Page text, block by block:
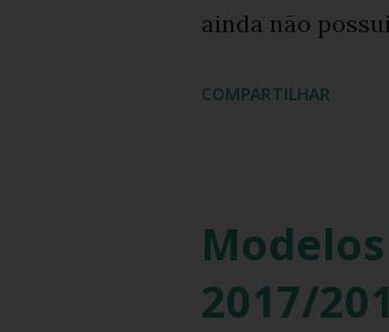
ainda não
COMPARTILHAR
2017/